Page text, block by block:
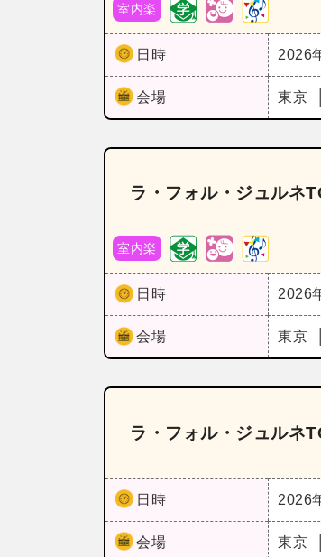
室内楽
日時 2026
会場 東京
ラ・フォル・ジュルネ
室内楽
日時 2026
会場 東京
ラ・フォル・ジュルネ
日時 2026
会場 東京